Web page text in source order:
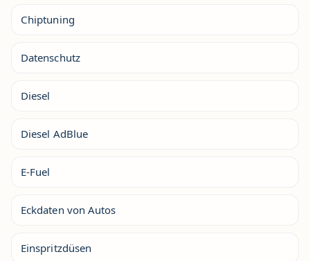
Chiptuning
Datenschutz
Diesel
Diesel AdBlue
E-Fuel
Eckdaten von Autos
Einspritzdüsen